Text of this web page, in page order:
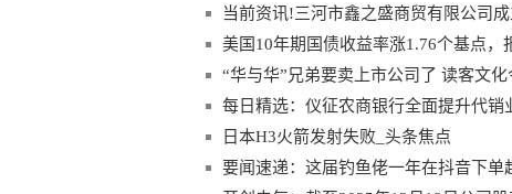
当前资讯!三河市鑫之盛商贸有限公司
美国10年期国债收益率涨1.76个基点，
“华与华”兄弟要卖上市公司了 读客文
每日精选：仪征农商银行全面提升代销
日本H3火箭发射失败_头条焦点
要闻速递：这届钓鱼佬一年在抖音下